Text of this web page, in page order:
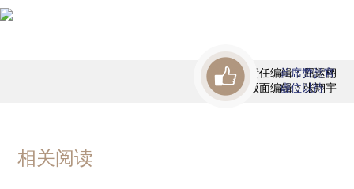
责任编辑：屈运栩
版面编辑：张翔宇
首席赞赏官
虚位以待
相关阅读